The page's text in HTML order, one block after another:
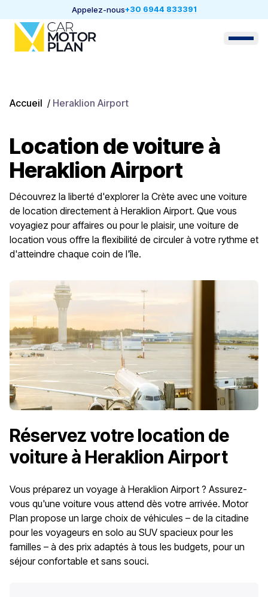
Appelez-nous+30 6944 833391
Accueil / Heraklion Airport
Location de voiture à
Heraklion Airport
Découvrez la liberté d'explorer la Crète avec une voiture
de location directement à Heraklion Airport. Que vous
voyagiez pour affaires ou pour le plaisir, une voiture de
location vous offre la flexibilité de circuler à votre rythme et
d'atteindre chaque coin de l'île.
Réservez votre location de
voiture à Heraklion Airport
Vous préparez un voyage à Heraklion Airport ? Assurez-
vous qu'une voiture vous attend dès votre arrivée. Motor
Plan propose un large choix de véhicules – de la citadine
pour les voyageurs en solo au SUV spacieux pour les
familles – à des prix adaptés à tous les budgets, pour un
séjour confortable et sans souci.